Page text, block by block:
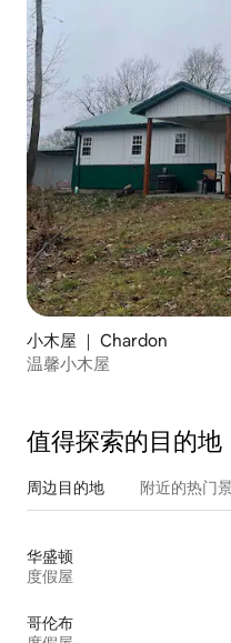
小木屋 ｜ Chardon
温馨小木屋
值得探索的目的地
周边目的地 附近的热门
华盛顿
度假屋
哥伦布